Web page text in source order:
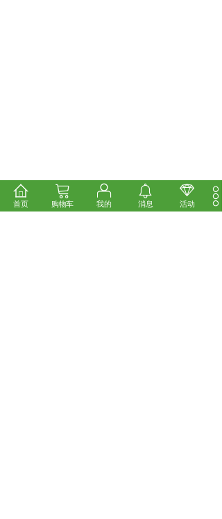
首页 购物车 我的 消息 活动